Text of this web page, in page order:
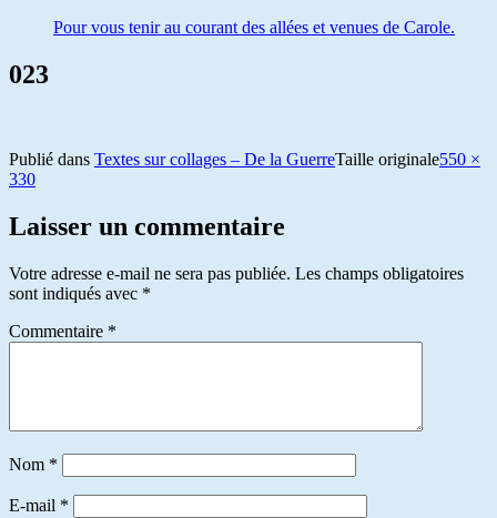
Pour vous tenir au courant des allées et venues de Carole.
023
Publié dans Textes sur collages – De la GuerreTaille originale550 ×
330
Laisser un commentaire
Votre adresse e-mail ne sera pas publiée. Les champs obligatoires
sont indiqués avec *
Commentaire *
Nom *
E-mail *